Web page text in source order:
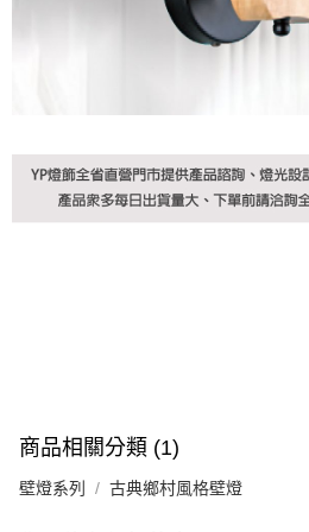
商品相關分類 (1)
壁燈系列 古典鄉村風格壁燈